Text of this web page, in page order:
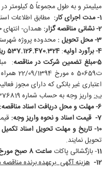
میلیمتر و به طول مجموعاً 5 کیلومتر در پروژه‌های عمرانی دولتی ارائه نمایند (قرارداد با کارفرماهای دولتی ملاک می‌باشد) مطابق شرایط اسناد مناقصه واگذار نماید
1- مدت اجرای کار:
مطابق اطلاعات
2- نشانی مناقصه گزار:
همدان- انتهای خیابان
3- محل تحویل :
محدوده پروژه
4- برآورد اولیه
:537.126.470.324 ریال
5-مبلغ تضمین شرکت در مناقصه
ت50659 ه مورخ 22/09/1394 همراه با اسناد مناقصه در پاکت الف به دستگاه مناقصه گزار تسلیم شود: ا
اعتباری غیر بانکی که دارای مجوز
ب:واریز وجه به حساب شماره 4001116406376819 تحت عنوان سپرده آب منطقه ای همدان نزد بانک مرکزی جمهوری اسلامی ایران
6- مهلت و محل دریافت اسناد مناقصه:
7- قیمت اسناد و نحوه واریز وجه: قیمت
10- تاریخ و مهلت تحویل اسناد
تحویل نمایند.
11- بازگشائی پاکاتساعت 8 صبح مورخ
12- هزینه آگهی برعهده برنده